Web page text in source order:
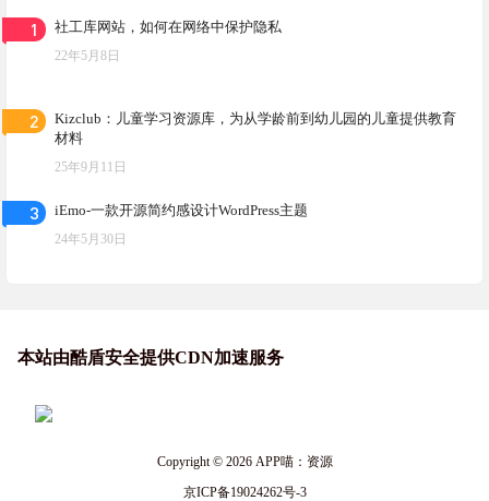
1 社工库网站，如何在网络中保护隐私
22年5月8日
2
Kizclub：儿童学习资源库，为从学龄前到幼儿园的儿童提供教育
材料
25年9月11日
3 iEmo-一款开源简约感设计WordPress主题
24年5月30日
本站由酷盾安全提供CDN加速服务
Copyright © 2026APP喵：资源
京ICP备19024262号-3